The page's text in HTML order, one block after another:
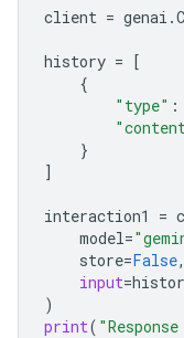
client = genai .
history = [
{
"type" :
}
]
interaction1 =
model=
store=False,
input=
)
print(